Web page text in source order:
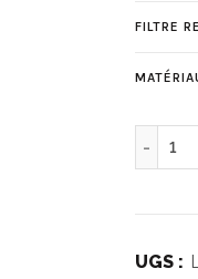
FILTRE
UGS :